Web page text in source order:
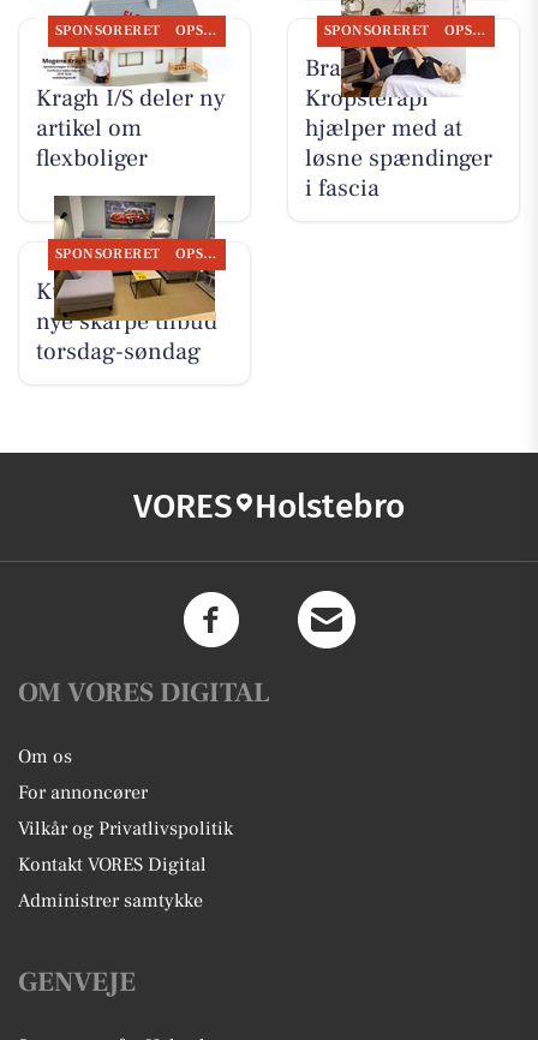
SPONSORERET OPSLAGSTAVLEN
BoligOne Mogens
Kragh I/S deler ny
artikel om
flexboliger
SPONSORERET OPSLAGSTAVLEN
Brandsborgs
Kropsterapi
hjælper med at
løsne spændinger
i fascia
SPONSORERET OPSLAGSTAVLEN
Kumo Outlet har
nye skarpe tilbud
torsdag-søndag
VORES Holstebro
OM VORES DIGITAL
Om os
For annoncører
Vilkår og Privatlivspolitik
Kontakt VORES Digital
Administrer samtykke
GENVEJE